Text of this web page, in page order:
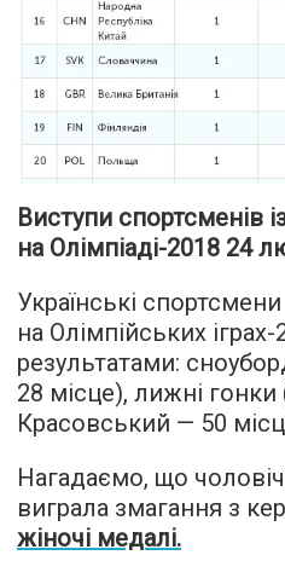
Виступи спортсменів
на Олімпіаді-2018 24
Українські
на Олімпійських
результатами:
28 місце), лижні гонки
Красовський — 50
Нагадаємо, що
виграла змагання з
жіночі медалі.